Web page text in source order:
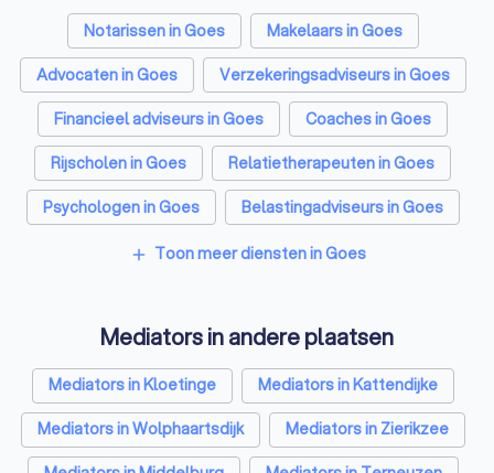
Notarissen in Goes
Makelaars in Goes
Advocaten in Goes
Verzekeringsadviseurs in Goes
Financieel adviseurs in Goes
Coaches in Goes
Rijscholen in Goes
Relatietherapeuten in Goes
Psychologen in Goes
Belastingadviseurs in Goes
Hypotheekadviseurs in Goes
add Toon meer diensten in Goes
Mediators in andere plaatsen
Mediators in Kloetinge
Mediators in Kattendijke
Mediators in Wolphaartsdijk
Mediators in Zierikzee